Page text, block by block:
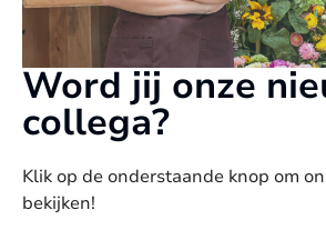
Word jij onze
collega?
Klik op de onderstaande knop om
bekijken!